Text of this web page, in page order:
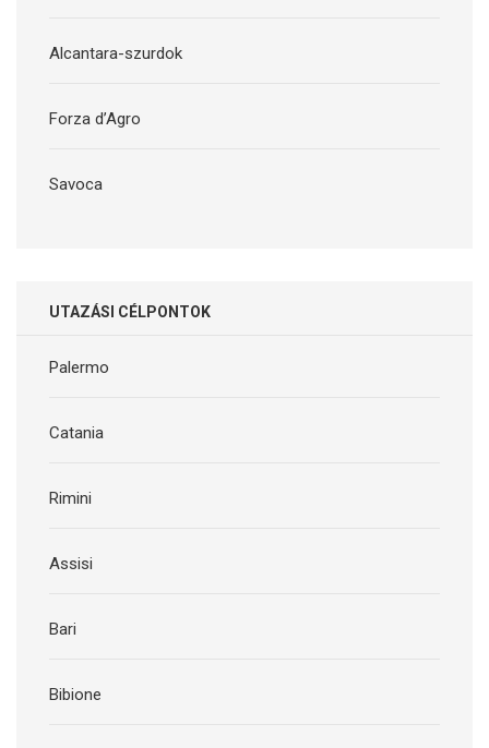
Alcantara-szurdok
Forza d’Agro
Savoca
UTAZÁSI CÉLPONTOK
Palermo
Catania
Rimini
Assisi
Bari
Bibione